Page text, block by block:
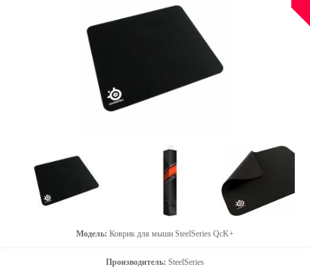
Модель: Коврик для мыши SteelSeries QcK+
Производитель: SteelSeries